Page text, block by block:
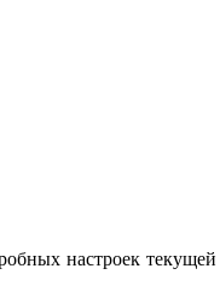
настроек